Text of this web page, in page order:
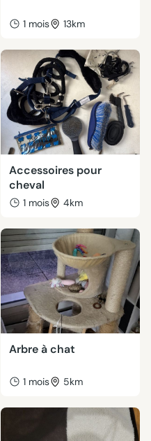
1 mois 13km
Accessoires pour
cheval
1 mois 4km
Arbre à chat
1 mois 5km